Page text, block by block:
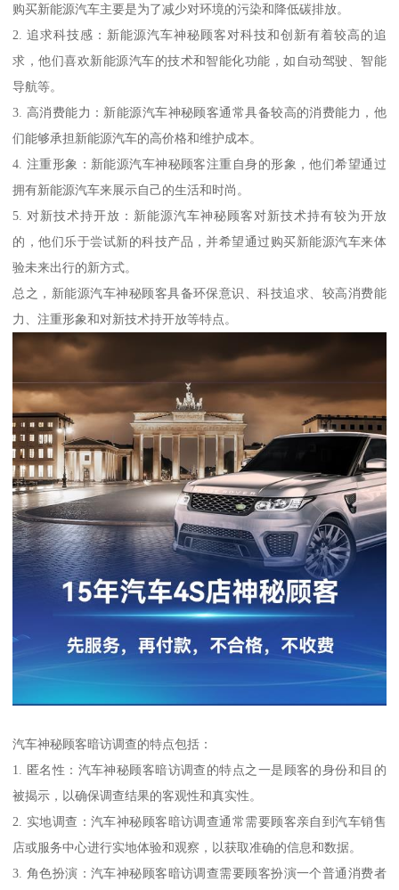
购买新能源汽车主要是为了减少对环境的污染和降低碳排放。
2. 追求科技感：新能源汽车神秘顾客对科技和创新有着较高的追
求，他们喜欢新能源汽车的技术和智能化功能，如自动驾驶、智能
导航等。
3. 高消费能力：新能源汽车神秘顾客通常具备较高的消费能力，他
们能够承担新能源汽车的高价格和维护成本。
4. 注重形象：新能源汽车神秘顾客注重自身的形象，他们希望通过
拥有新能源汽车来展示自己的生活和时尚。
5. 对新技术持开放：新能源汽车神秘顾客对新技术持有较为开放
的，他们乐于尝试新的科技产品，并希望通过购买新能源汽车来体
验未来出行的新方式。
总之，新能源汽车神秘顾客具备环保意识、科技追求、较高消费能
力、注重形象和对新技术持开放等特点。
汽车神秘顾客暗访调查的特点包括：
1. 匿名性：汽车神秘顾客暗访调查的特点之一是顾客的身份和目的
被揭示，以确保调查结果的客观性和真实性。
2. 实地调查：汽车神秘顾客暗访调查通常需要顾客亲自到汽车销售
店或服务中心进行实地体验和观察，以获取准确的信息和数据。
3. 角色扮演：汽车神秘顾客暗访调查需要顾客扮演一个普通消费者